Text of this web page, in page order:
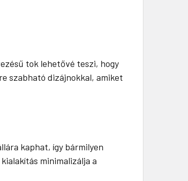
tok lehetővé teszi, hogy
szabható dizájnokkal, amiket
kaphat, így bármilyen
minimalizálja a